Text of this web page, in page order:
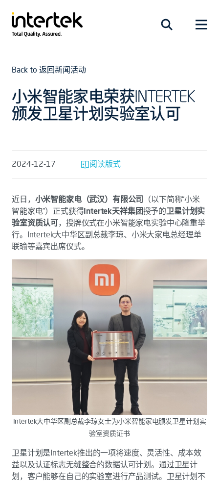
Back to 返回新闻活动
小米智能家电荣获INTERTEK
颁发卫星计划实验室认可
2024-12-17 阅读版式
近日， 小米智能家电（武汉）有限公司 （以下简称“小米
智能家电”）正式获得Intertek天祥集团授予的卫星计划实
验室资质认可，授牌仪式在小米智能家电实验中心隆重举
行。Intertek大中华区副总裁李琼、小米大家电总经理单
联瑜等嘉宾出席仪式。
Intertek大中华区副总裁李琼女士为小米智能家电颁发卫星计划实
验室资质证书
卫星计划是Intertek推出的一项将速度、灵活性、成本效
益以及认证标志无缝整合的数据认可计划。通过卫星计
划，客户能够在自己的实验室进行产品测试。卫星计划不